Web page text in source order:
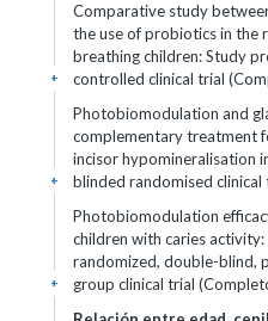
Comparative study
the use of probiotics in the
breathing children: Study
controlled clinical trial
+
Photobiomodulation and
complementary treatment
incisor hypomineralisation
blinded randomised
+
Photobiomodulation
children with caries
randomized, double-blind,
group clinical trial
+